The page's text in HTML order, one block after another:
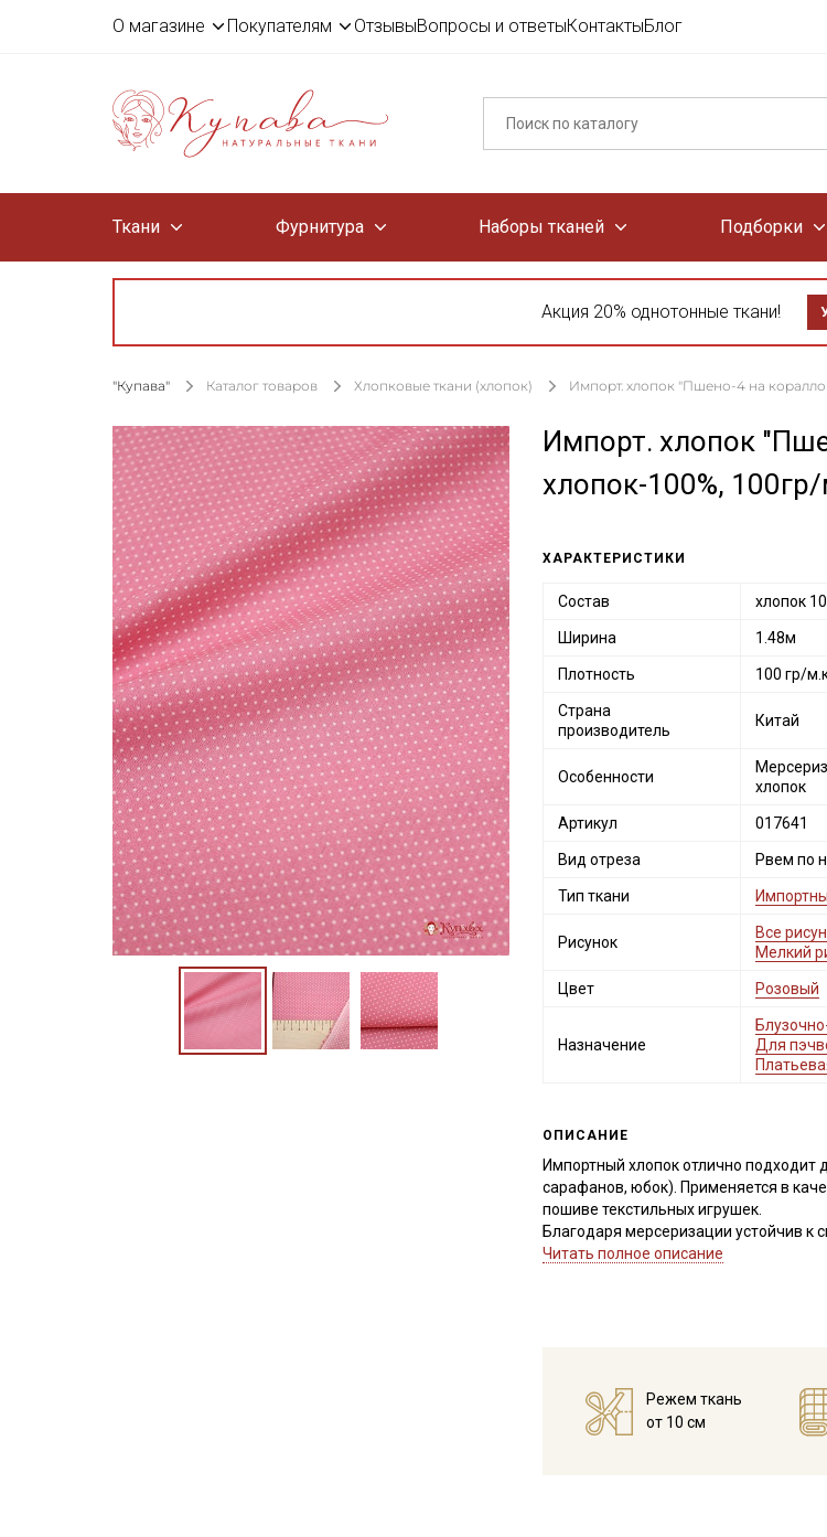
О магазине Покупателям ОтзывыВопросы и ответыКонтактыБлог
Ткани Фурнитура Наборы тканей Подборки
Акция 20% однотонные ткани!
"Купава" Каталог товаров Хлопковые ткани (хлопок) Импорт. хлопок "Пшено-4 на
Импорт. хлопок
хлопок-100%,
ХАРАКТЕРИСТИКИ
Состав хлопок
Ширина 1.48м
Плотность 100 гр/
Страна
производитель
Китай
Особенности
хлопок
Артикул 017641
Вид отреза Рвем по
Тип ткани
Рисунок
Все
Мелкий
Цвет Розовый
Назначение
Для
ОПИСАНИЕ
Импортный хлопок отлично подходит
сарафанов, юбок). Применяется в
пошиве текстильных игрушек.
Благодаря мерсеризации устойчив к
шелковистый, край не осыпается,
- сушить в подвешенном и
- гладить с изнаночной стороны.
Цветопередача (тон) может
Читать полное описание
Режем ткань
от 10 см